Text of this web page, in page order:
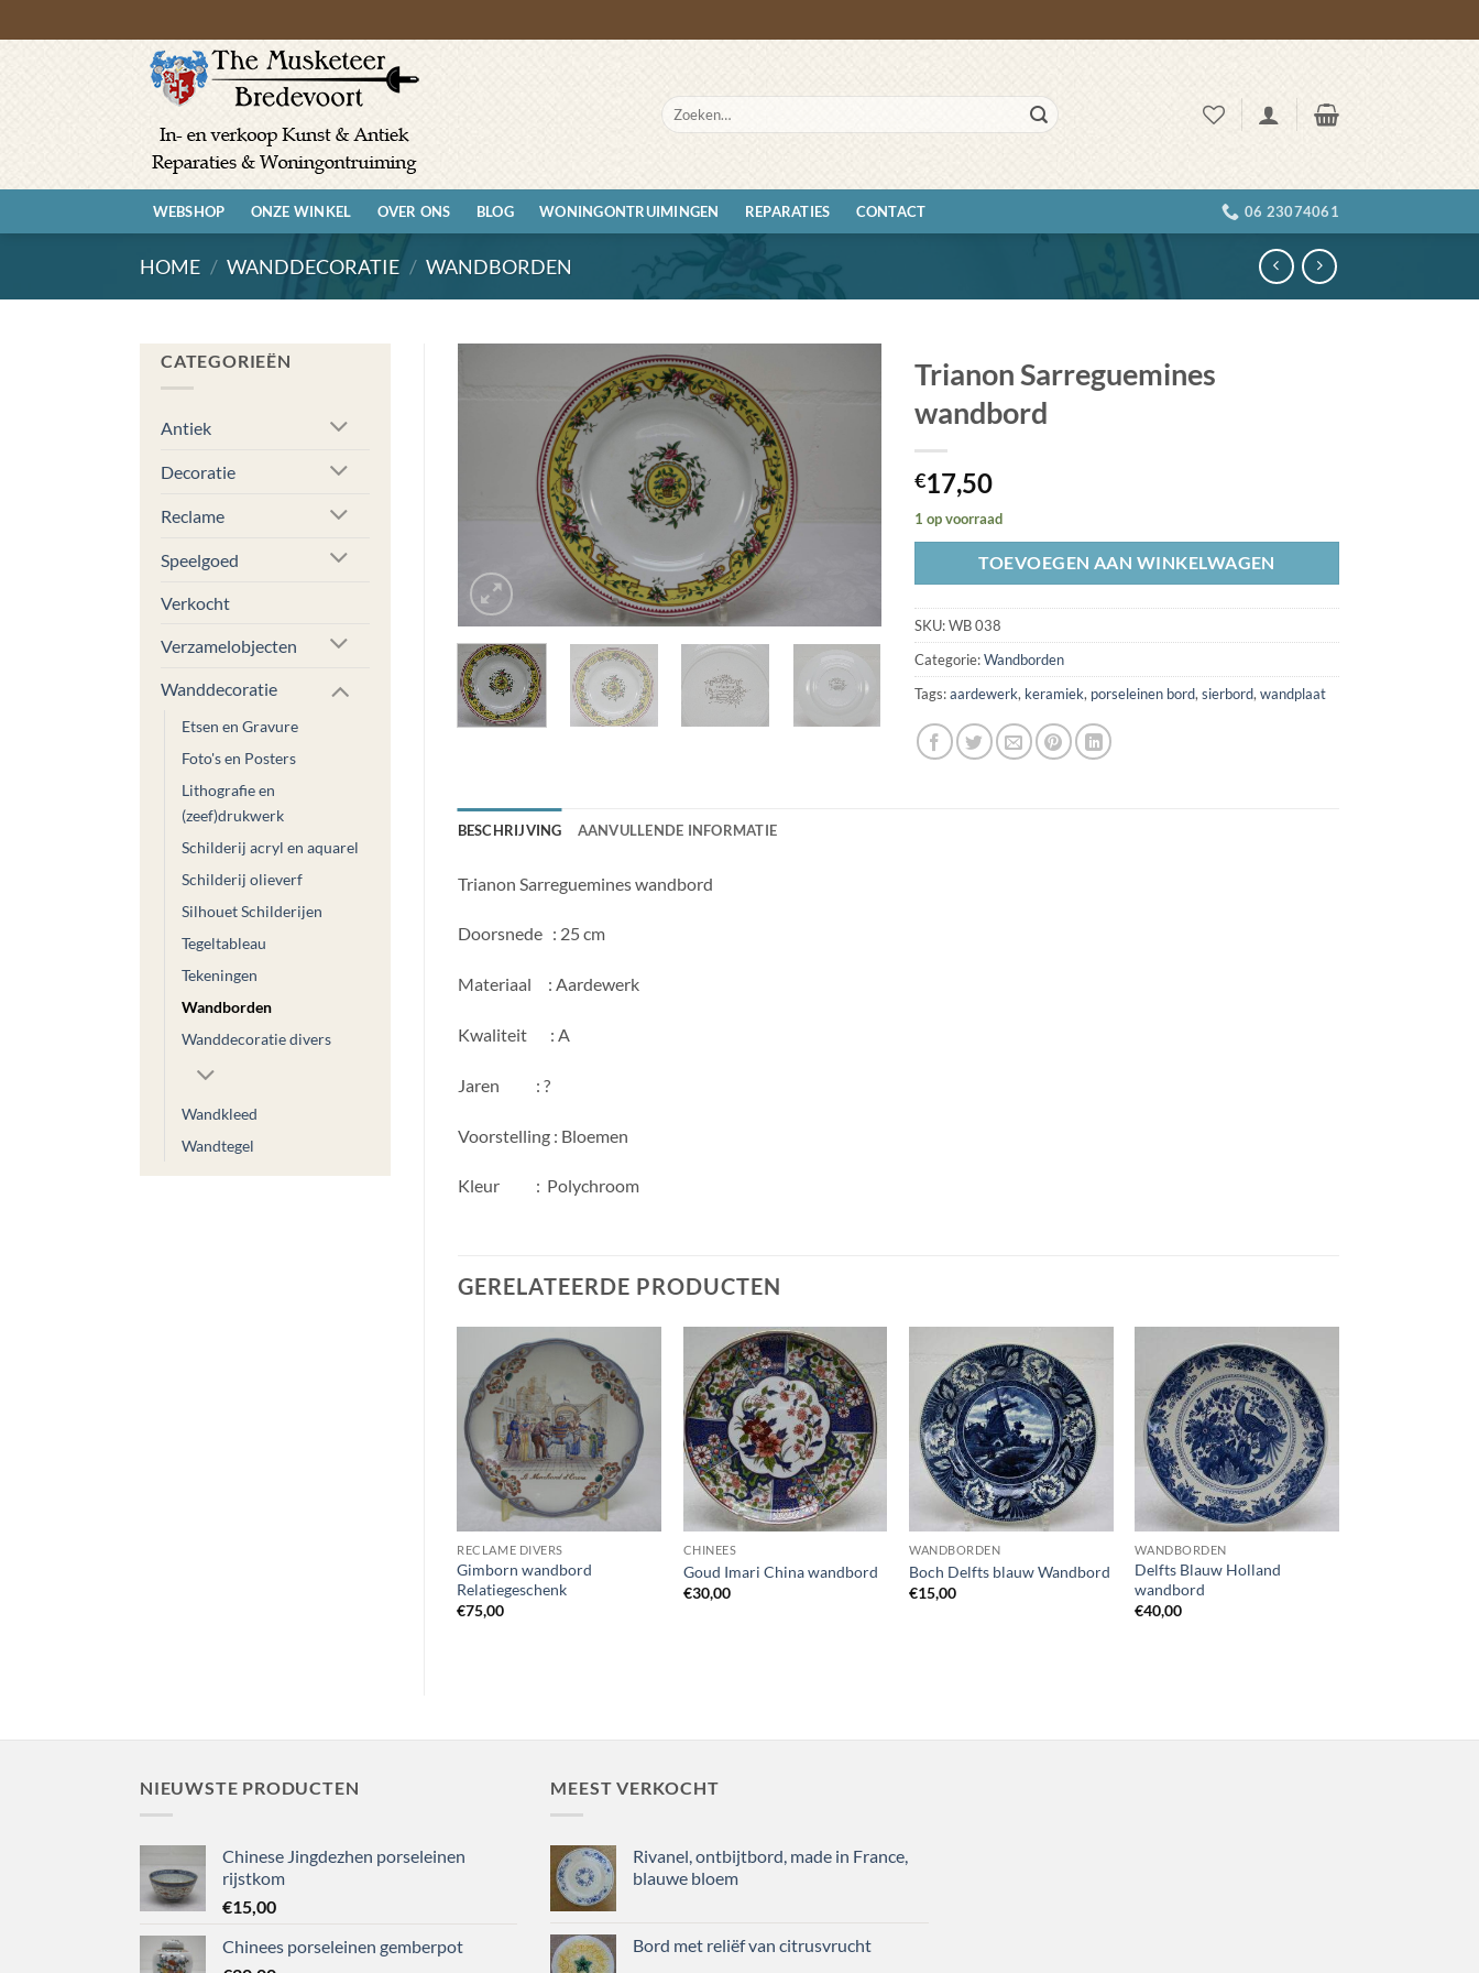
naar
Zoeken
naar:
WEBSHOP ONZE WINKEL OVER ONS BLOG WONINGONTRUIMINGEN REPARATIES CONTACT 06 23074061
HOME / WANDDECORATIE / WANDBORDEN
CATEGORIEËN
Antiek
Decoratie
Reclame
Speelgoed
Verkocht
Verzamelobjecten
Wanddecoratie
Etsen en Gravure
Foto's en Posters
Lithografie en
(zeef)drukwerk
Schilderij acryl en aquarel
Schilderij olieverf
Silhouet Schilderijen
Tegeltableau
Tekeningen
Wandborden
Wanddecoratie divers
Wandkleed
Wandtegel
Trianon Sarreguemines
wandbord
€17,50
1 op voorraad
TOEVOEGEN AAN WINKELWAGEN
SKU:WB 038
Categorie:Wandborden
Tags:aardewerk, keramiek, porseleinen bord,sierbord,wandplaat
BESCHRIJVING AANVULLENDE INFORMATIE
Trianon Sarreguemines wandbord
Doorsnede : 25 cm
Materiaal : Aardewerk
Kwaliteit : A
Jaren : ?
Voorstelling : Bloemen
Kleur : Polychroom
GERELATEERDE PRODUCTEN
Toevoegen
aan
wenslijst
RECLAME DIVERS
Gimborn wandbord
Relatiegeschenk
€75,00
Toevoegen
aan
wenslijst
CHINEES
Goud Imari China wandbord
€30,00
Toevoegen
aan
wenslijst
WANDBORDEN
Boch Delfts blauw Wandbord
€15,00
Toevoegen
aan
wenslijst
WANDBORDEN
Delfts Blauw Holland
wandbord
€40,00
NIEUWSTE PRODUCTEN
Chinese Jingdezhen porseleinen
rijstkom
€15,00
Chinees porseleinen gemberpot
MEEST VERKOCHT
Rivanel, ontbijtbord, made in France,
blauwe bloem
Bord met reliëf van citrusvrucht